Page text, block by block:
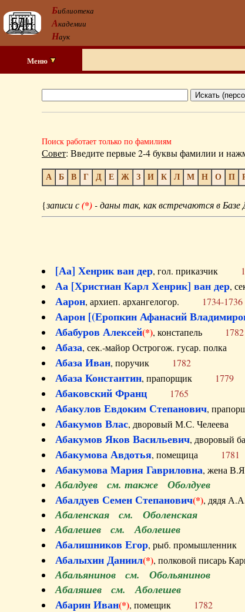
Библиотека
Академии
Наук
Меню
Поиск работает только по фамилиям
Совет: Введите первые 2-4 буквы фамилии и
А Б В Г Д Е Ж З И К Л М Н О П
{записи с(*)- даны так, как встречаются в Базе
[Аа] Хенрик ван дер, гол. приказчик
Аа [Христиан Карл Хенрик] ван дер,
Аарон, архиеп. архангелогор. 1734-1736
Аарон [(Еропкин Афанасий
Абабуров Алексей(*), констапель 1782
Абаза, сек.-майор Острогож. гусар. полка
Абаза Иван, поручик 1782
Абаза Константин, прапорщик 1779
Абаковский Франц 1765
Абакулов Евдоким Степанович,
Абакумов Влас, дворовый М.С. Челеева
Абакумов Яков Васильевич, дворовый
Абакумова Авдотья, помещица 1781
Абакумова Мария Гавриловна, жена
Абалдуев см. также Оболдуев
Абалдуев Семен Степанович(*), дядя
Абаленская см. Оболенская
Абалешев см. Аболешев
Абалишников Егор, рыб.
Абалыхин Даниил(*), полковой писарь
Абальянинов см. Обольянинов
Абаляшев см. Аболешев
Абарин Иван(*), помещик 1782